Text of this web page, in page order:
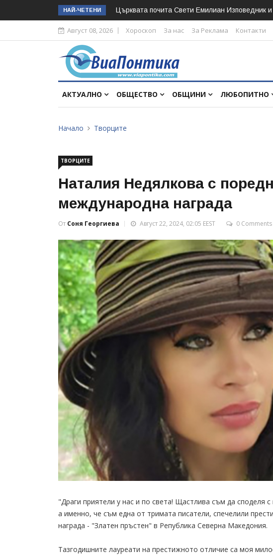
НАЙ-ЧЕТЕНИ Църквата почита Свeти Емилиан Изповедник
Август 08, 2026 Хороскоп За нас За Реклама Контакти
АКТУАЛНО ОБЩЕСТВО ОБЩИНИ ЛЮБОПИТНО
Начало Творците
ТВОРЦИТЕ
Наталия Недялкова с
международна награда
От Соня Георгиева Август 22, 2024, 02:05 EEST 0 Comments
"Драги приятели у нас и по света! Щастлива съм да споделя
а именно, че съм една от тримата писатели, спечелили
награда - "Златен пръстен" в Република Северна Македония.
Тазгодишните лауреати на престижното отличие са моя